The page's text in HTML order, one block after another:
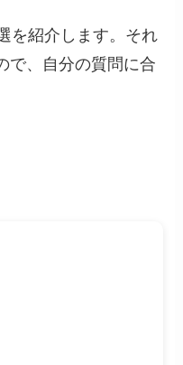
を紹介します。それ
で、自分の質問に合